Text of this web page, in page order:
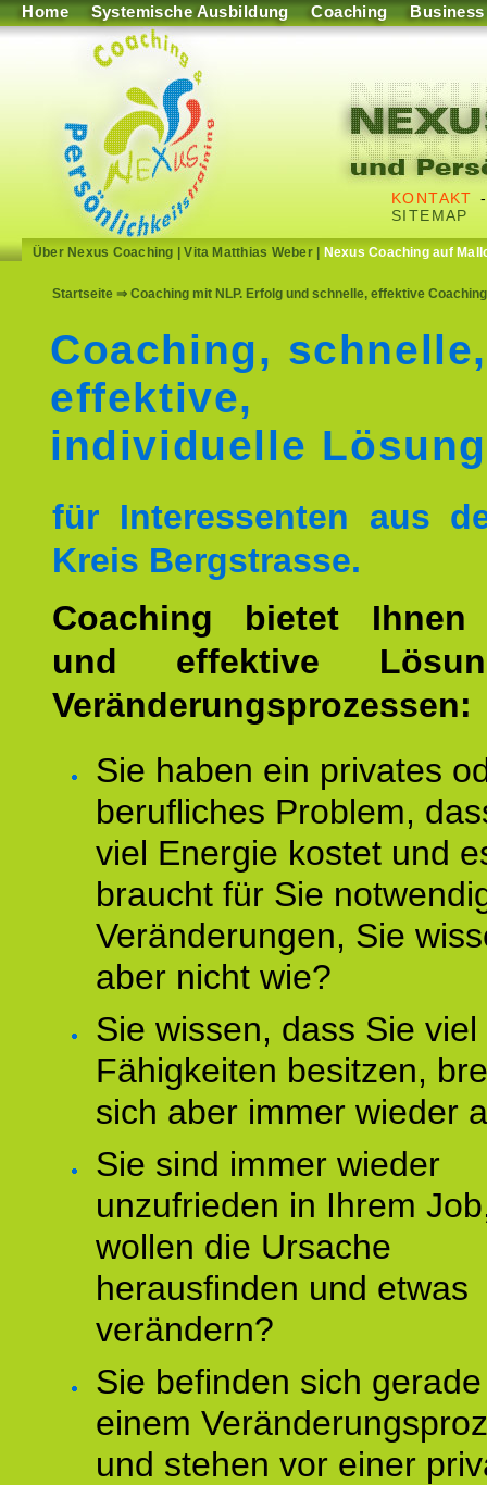
Home Systemische Ausbildung Coaching Business
KONTAKT
SITEMAP
Über Nexus Coaching |Vita Matthias Weber| Nexus Coaching auf
Startseite ⇒ Coaching mit NLP. Erfolg und schnelle, effektive
Coaching, schnelle,
effektive,
individuelle
für Interessenten aus
Kreis Bergstrasse.
Coaching bietet Ihnen
und effektive
Veränderungsprozessen:
Sie haben ein privates
berufliches Problem,
viel Energie kostet und
braucht für Sie
Veränderungen, Sie
aber nicht wie?
Sie wissen, dass Sie
Fähigkeiten besitzen,
sich aber immer wieder
Sie sind immer wieder
unzufrieden in Ihrem
wollen die Ursache
herausfinden und etwas
verändern?
Sie befinden sich
einem
und stehen vor einer